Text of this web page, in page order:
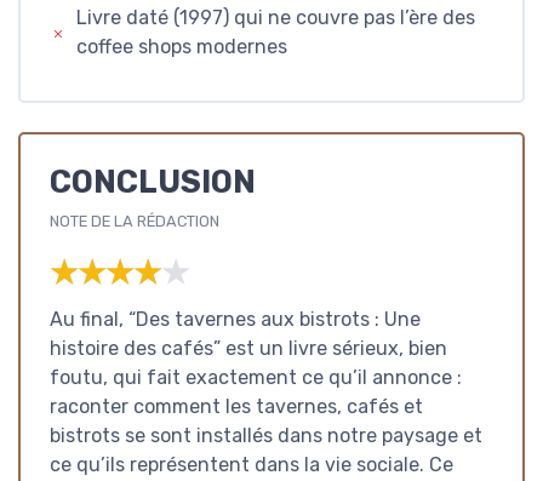
Livre daté (1997) qui ne couvre pas l’ère des
coffee shops modernes
CONCLUSION
NOTE DE LA RÉDACTION
★★★★★
★★★★★
Au final, “Des tavernes aux bistrots : Une
histoire des cafés” est un livre sérieux, bien
foutu, qui fait exactement ce qu’il annonce :
raconter comment les tavernes, cafés et
bistrots se sont installés dans notre paysage et
ce qu’ils représentent dans la vie sociale. Ce